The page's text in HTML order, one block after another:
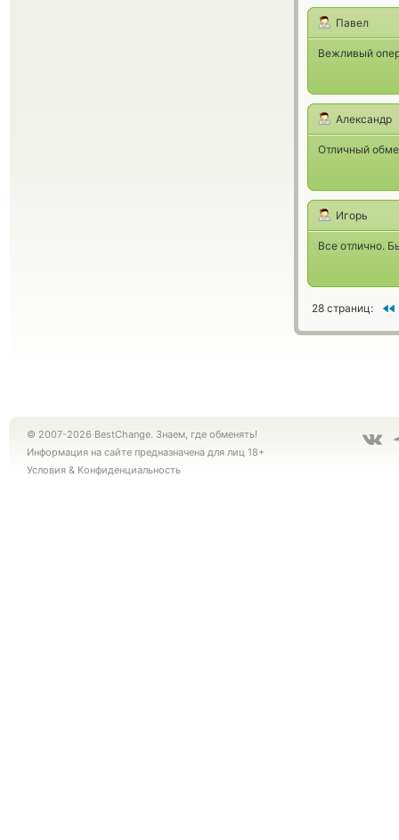
Павел
Вежливый
Александр
Отличный
Игорь
Все отлично.
28 страниц:
© 2007-2026 BestChange. Знаем, где обменять!
Информация на сайте предназначена для лиц 18+
Условия & Конфиденциальность